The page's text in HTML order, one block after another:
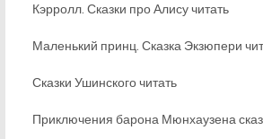
Кэрролл. Сказки про Алису читать
Маленький принц. Сказка Экзюпери
Сказки Ушинского читать
Приключения барона Мюнхаузена